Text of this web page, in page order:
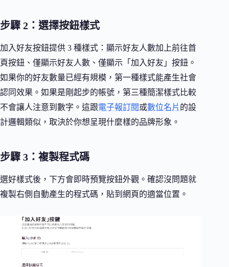
步驟 2：選擇按鈕樣式
加入好友按鈕提供 3 種樣式：顯示好友人數加上前往首
頁按鈕、僅顯示好友人數、僅顯示「加入好友」按鈕。
如果你的好友數量已經有規模，第一種樣式能產生社會
認同效果。如果是剛起步的帳號，第三種簡潔樣式比較
不會讓人注意到數字。這跟電子報訂閱或數位名片 的設
計邏輯類似，取決於你想呈現什麼樣的品牌形象。
步驟 3：複製程式碼
選好樣式後，下方會即時預覽按鈕外觀。確認沒問題就
複製右側自動產生的程式碼，貼到網頁的適當位置。